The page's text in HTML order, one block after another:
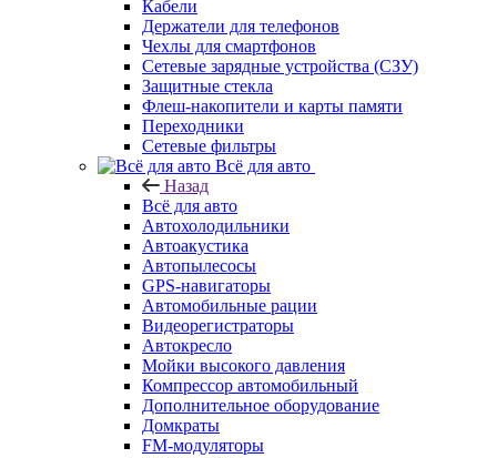
Кабели
Держатели для телефонов
Чехлы для смартфонов
Сетевые зарядные устройства (СЗУ)
Защитные стекла
Флеш-накопители и карты памяти
Переходники
Сетевые фильтры
Всё для авто
Назад
Всё для авто
Автохолодильники
Автоакустика
Автопылесосы
GPS-навигаторы
Автомобильные рации
Видеорегистраторы
Автокресло
Мойки высокого давления
Компрессор автомобильный
Дополнительное оборудование
Домкраты
FM-модуляторы